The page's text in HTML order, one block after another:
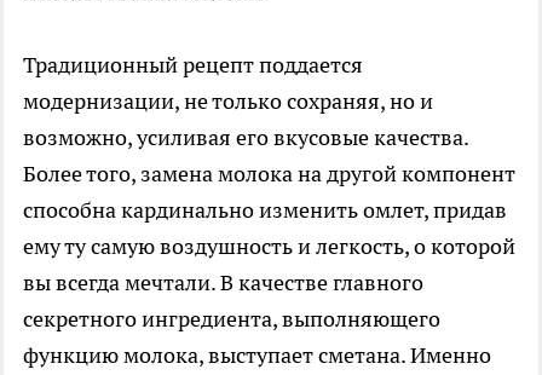
Традиционный рецепт поддается
модернизации, не только сохраняя, но и
возможно, усиливая его вкусовые качества.
Более того, замена молока на другой компонент
способна кардинально изменить омлет, придав
ему ту самую воздушность и легкость, о которой
вы всегда мечтали. В качестве главного
секретного ингредиента, выполняющего
функцию молока, выступает сметана. Именно